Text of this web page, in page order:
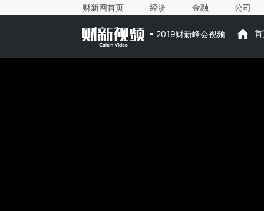
财新网首页 经济 金融 公司
2019财新峰会视频